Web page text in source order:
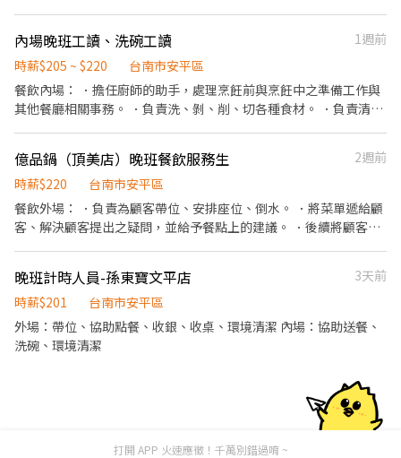
負責結帳、收銀等工作。 餐飲內場： ．擔任廚師的助手，處理烹飪
前與烹飪中之準備工作與其他餐廳相關事務。 ．負責洗、剝、削、
切各種食材。 ．負責清理工作環境、設備和餐具。 ．準備不同餐點
所需要的食材。 ．協助測量食材的容量與重量。 ．負責擺盤、打包
內場晚班工讀、洗碗工讀
1週前
時薪$205 ~ $220
台南市安平區
餐飲內場： ．擔任廚師的助手，處理烹飪前與烹飪中之準備工作與
其他餐廳相關事務。 ．負責洗、剝、削、切各種食材。 ．負責清理
億品鍋（頂美店）晚班餐飲服務生
2週前
時薪$220
台南市安平區
餐飲外場： ．負責為顧客帶位、安排座位、倒水。 ．將菜單遞給顧
客、解決顧客提出之疑問，並給予餐點上的建議。 ．後續將顧客點
負責結帳、收銀等工作。 餐飲內場： ．擔任廚師的助手，處理烹飪
前與烹飪中之準備工作與其他餐廳相關事務。 ．負責洗、剝、削、
切各種食材。 ．負責清理工作環境、設備和餐具。 ．準備不同餐點
所需要的食材。 ．協助測量食材的容量與重量。 ．負責擺盤、打包
晚班計時人員-孫東寶文平店
3天前
時薪$201
台南市安平區
外場：帶位、協助點餐、收銀、收桌、環境清潔 內場：協助送餐、
洗碗、環境清潔
打開 APP 火速應徵！千萬別錯過唷 ~